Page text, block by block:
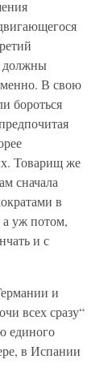
должны
В свою
бороться
Товарищ же
сначала
в
а уж потом,
и с
и
всех сразу“
единого
в Испании